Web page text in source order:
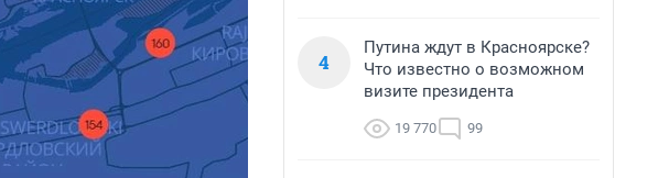
4
Путина ждут в Красноярске?
Что известно о возможном
визите президента
19 770 99